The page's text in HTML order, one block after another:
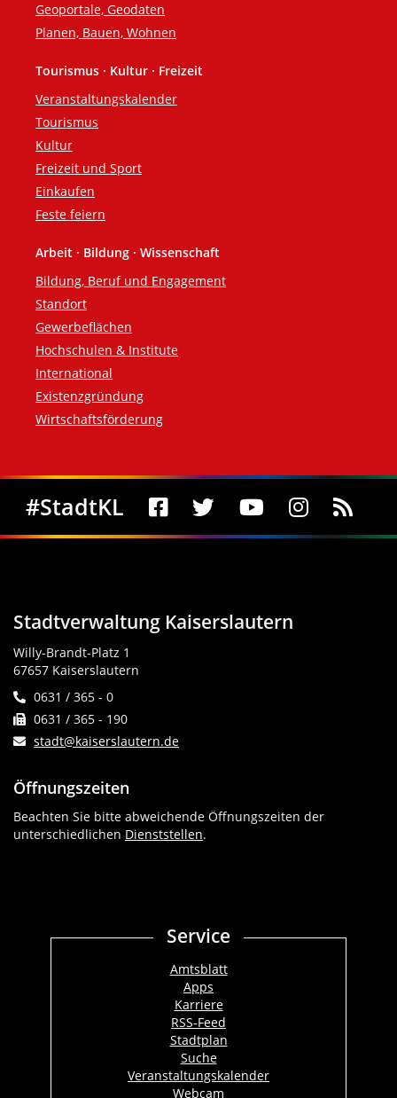
Geoportale, Geodaten
Planen, Bauen, Wohnen
Tourismus · Kultur · Freizeit
Veranstaltungskalender
Tourismus
Kultur
Freizeit und Sport
Einkaufen
Feste feiern
Arbeit · Bildung · Wissenschaft
Bildung, Beruf und Engagement
Standort
Gewerbeflächen
Hochschulen & Institute
International
Existenzgründung
Wirtschaftsförderung
Social Media
#StadtKL
Stadtverwaltung Kaiserslautern
Willy-Brandt-Platz 1
67657 Kaiserslautern
0631 / 365 - 0
0631 / 365 - 190
stadt@kaiserslautern.de
Öffnungszeiten
Beachten Sie bitte abweichende Öffnungszeiten der
unterschiedlichen Dienststellen.
Service
Amtsblatt
Apps
Karriere
RSS-Feed
Stadtplan
Suche
Veranstaltungskalender
Webcam